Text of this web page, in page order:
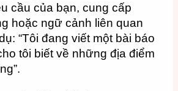
cầu của bạn, cung cấp
hoặc ngữ cảnh liên quan
“Tôi đang viết một bài báo
tôi biết về những địa điểm